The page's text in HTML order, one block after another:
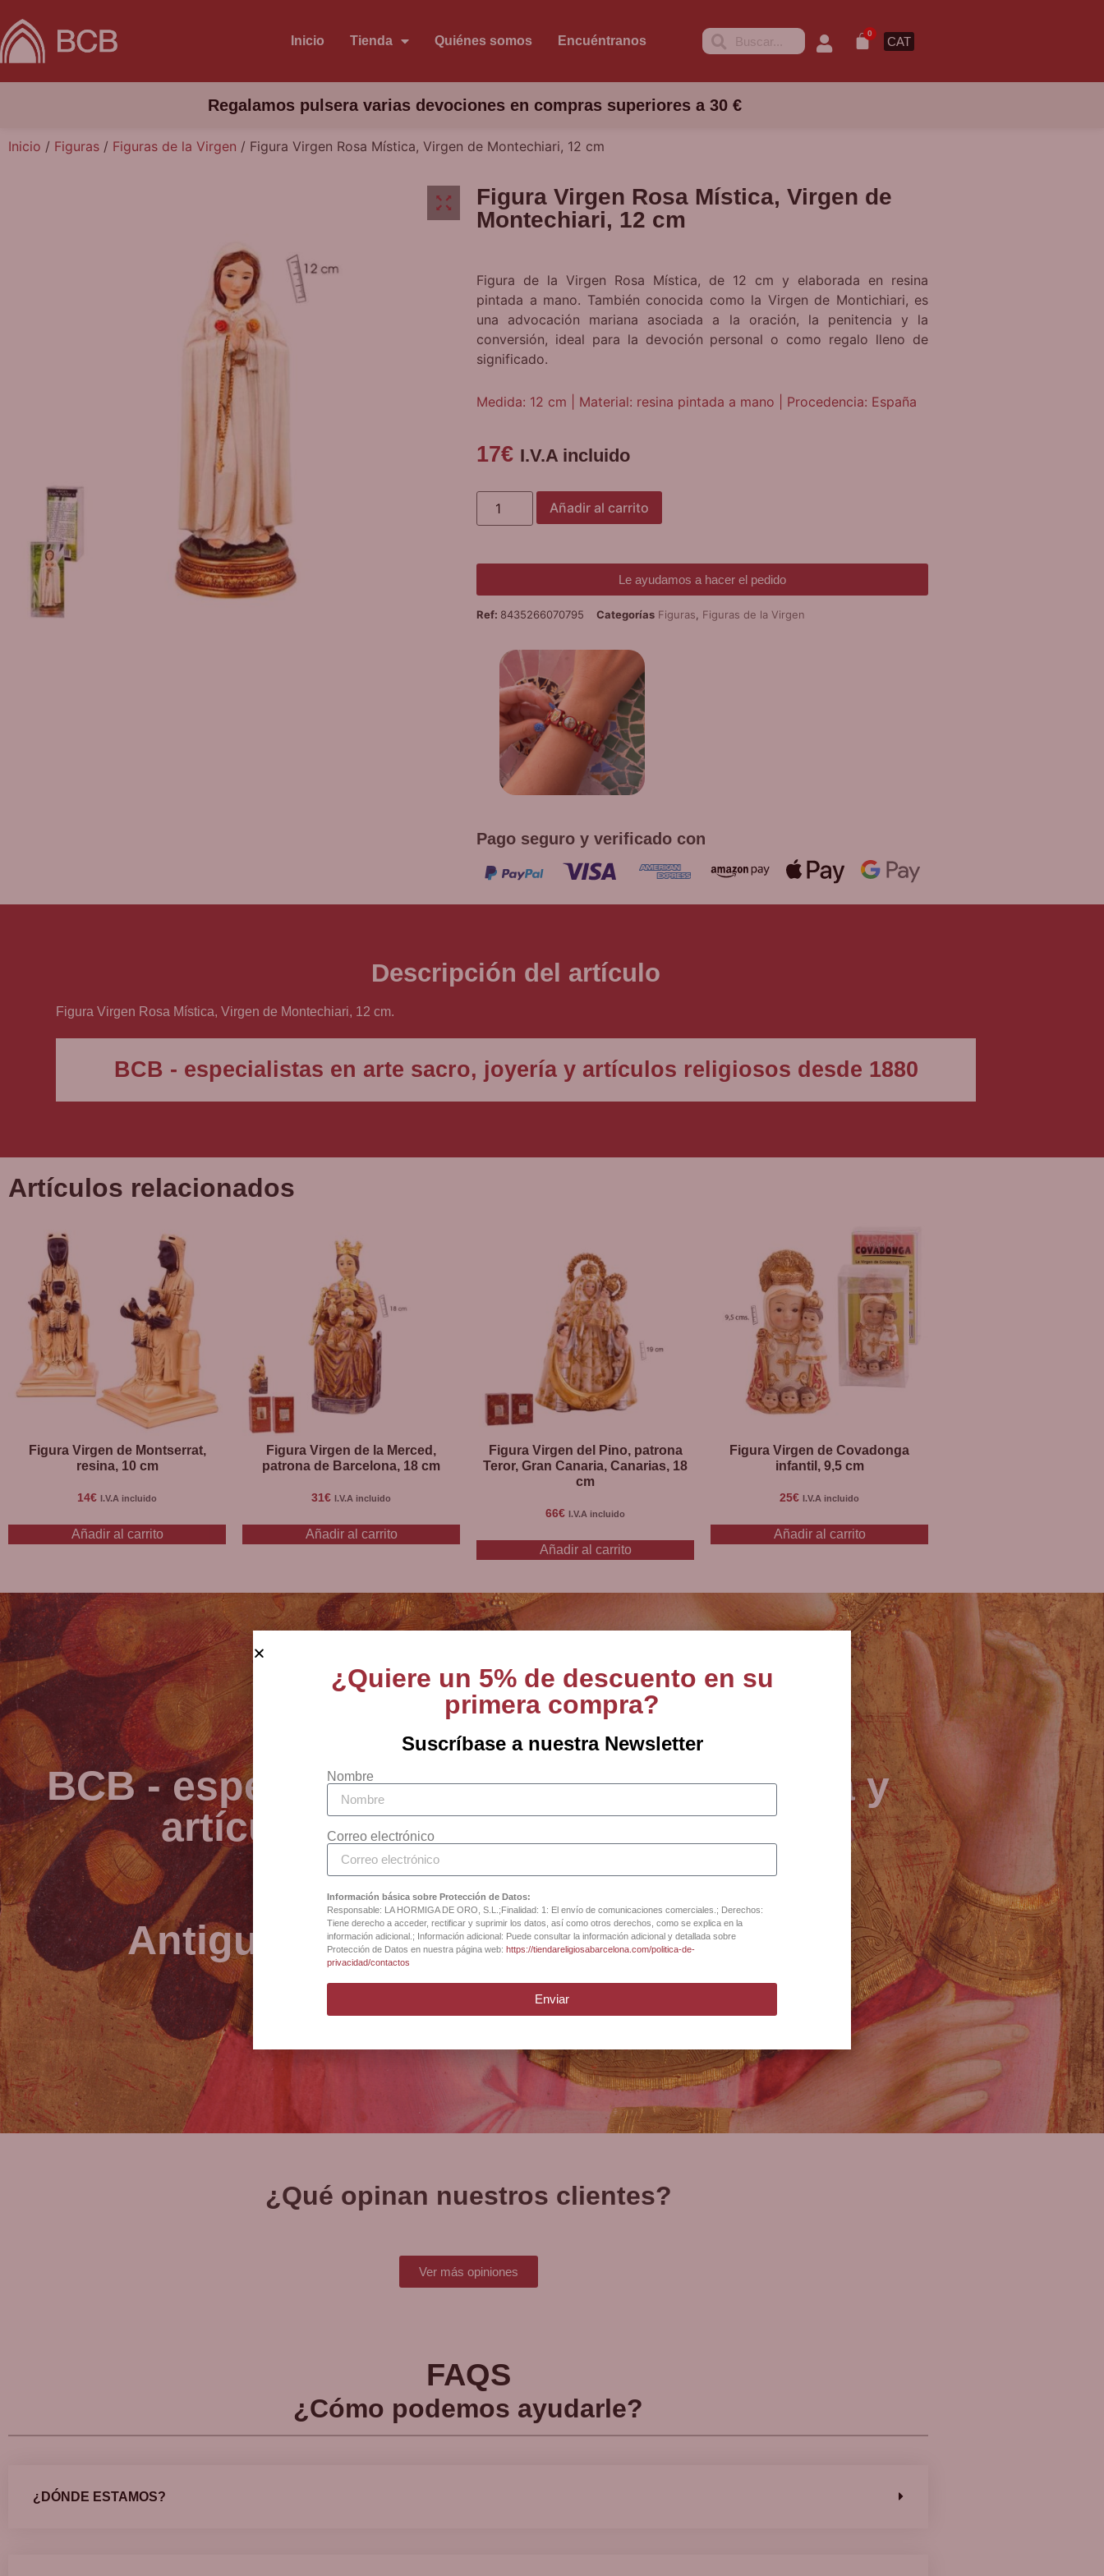
Inicio Tienda Quiénes somos Encuéntranos
0
CAT
Regalamos pulsera varias devociones en compras superiores a 30 €
Inicio / Figuras / Figuras de la Virgen / Figura Virgen Rosa Mística, Virgen de Montechiari, 12 cm
Figura Virgen Rosa Mística, Virgen de
Montechiari, 12 cm
Figura de la Virgen Rosa Mística, de 12 cm y elaborada en resina
pintada a mano. También conocida como la Virgen de Montichiari, es
una advocación mariana asociada a la oración, la penitencia y la
conversión, ideal para la devoción personal o como regalo lleno de
significado.
Medida: 12 cm | Material: resina pintada a mano | Procedencia: España
17€ I.V.A incluido
Añadir al carrito
Le ayudamos a hacer el pedido
Ref: 8435266070795 Categorías Figuras, Figuras de la Virgen
Pago seguro y verificado con
Descripción del artículo
Figura Virgen Rosa Mística, Virgen de Montechiari, 12 cm.
BCB - especialistas en arte sacro, joyería y artículos religiosos desde 1880
Artículos relacionados
Figura Virgen de Montserrat,
resina, 10 cm
14€ I.V.A incluido
Añadir al carrito
Figura Virgen de la Merced,
patrona de Barcelona, 18 cm
31€ I.V.A incluido
Añadir al carrito
Figura Virgen del Pino, patrona
Teror, Gran Canaria, Canarias, 18
cm
66€ I.V.A incluido
Añadir al carrito
Figura Virgen de Covadonga
infantil, 9,5 cm
25€ I.V.A incluido
Añadir al carrito
BCB - especialistas en arte sacro, joyería y
artículos religiosos desde 1880
Antigua Botiga Catedral Barcelona
¿Qué opinan nuestros clientes?
Ver más opiniones
FAQS
¿Cómo podemos ayudarle?
¿DÓNDE ESTAMOS?
¿Quiere un 5% de descuento en su
primera compra?
Suscríbase a nuestra Newsletter
Nombre
Correo electrónico
Información básica sobre Protección de Datos:
Responsable: LA HORMIGA DE ORO, S.L.;Finalidad: 1: El envío de comunicaciones comerciales.; Derechos:
Tiene derecho a acceder, rectificar y suprimir los datos, así como otros derechos, como se explica en la
información adicional.; Información adicional: Puede consultar la información adicional y detallada sobre
Protección de Datos en nuestra página web: https://tiendareligiosabarcelona.com/politica-de-
privacidad/contactos
Enviar